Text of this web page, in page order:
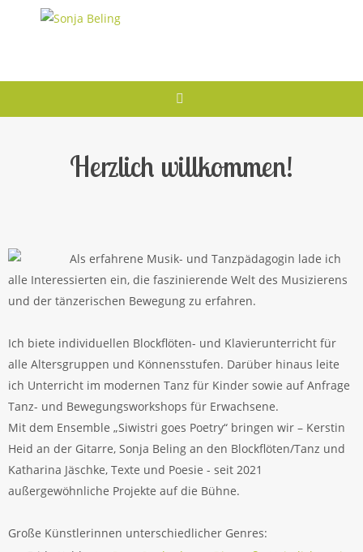
Herzlich willkommen!
Als erfahrene Musik- und Tanzpädagogin lade ich
alle Interessierten ein, die faszinierende Welt des Musizierens
und der tänzerischen Bewegung zu erfahren.
Ich biete individuellen Blockflöten- und Klavierunterricht für
alle Altersgruppen und Könnensstufen. Darüber hinaus leite
ich Unterricht im modernen Tanz für Kinder sowie auf Anfrage
Tanz- und Bewegungsworkshops für Erwachsene.
Mit dem Ensemble „Siwistri goes Poetry“ bringen wir – Kerstin
Heid an der Gitarre, Sonja Beling an den Blockflöten/Tanz und
Katharina Jäschke, Texte und Poesie - seit 2021
außergewöhnliche Projekte auf die Bühne.
Große Künstlerinnen unterschiedlicher Genres: